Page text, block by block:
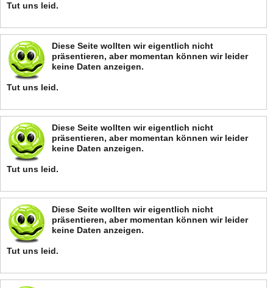
Tut uns leid.
Diese Seite wollten wir eigentlich nicht
präsentieren, aber momentan können wir leider
keine Daten anzeigen.
Tut uns leid.
Diese Seite wollten wir eigentlich nicht
präsentieren, aber momentan können wir leider
keine Daten anzeigen.
Tut uns leid.
Diese Seite wollten wir eigentlich nicht
präsentieren, aber momentan können wir leider
keine Daten anzeigen.
Tut uns leid.